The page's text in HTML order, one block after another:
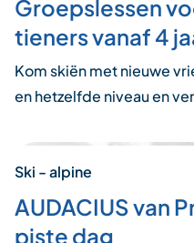
Groepslessen
tieners vanaf 4
Kom skiën met nieuwe
en hetzelfde niveau en
Ski - alpine
AUDACIUS van
piste dag